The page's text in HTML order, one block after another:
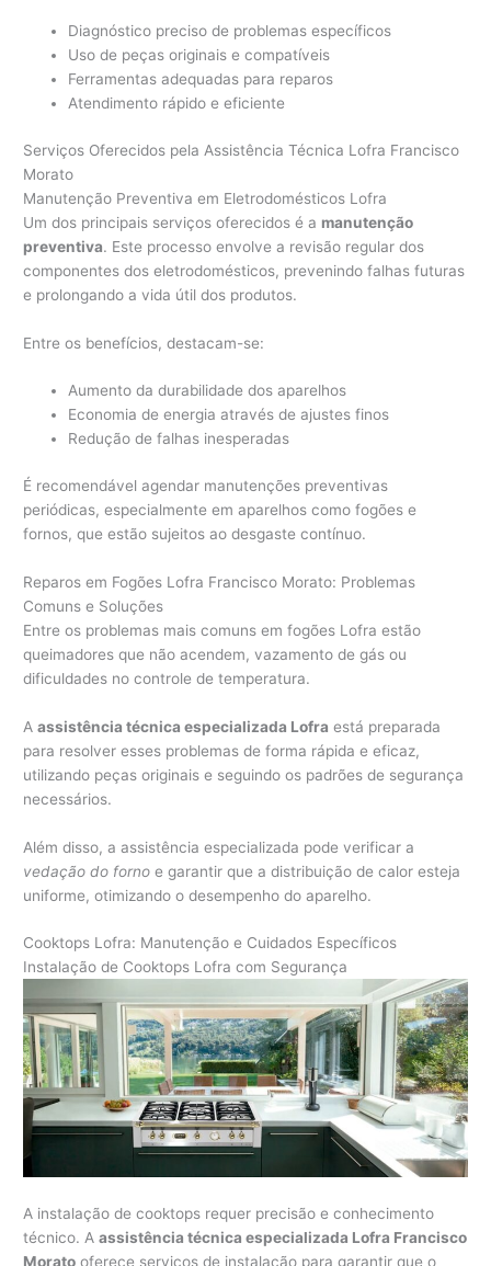
Diagnóstico preciso de problemas específicos
Uso de peças originais e compatíveis
Ferramentas adequadas para reparos
Atendimento rápido e eficiente
Serviços Oferecidos pela Assistência Técnica Lofra Francisco
Morato
Manutenção Preventiva em Eletrodomésticos Lofra
Um dos principais serviços oferecidos é a manutenção
preventiva. Este processo envolve a revisão regular dos
componentes dos eletrodomésticos, prevenindo falhas futuras
e prolongando a vida útil dos produtos.
Entre os benefícios, destacam-se:
Aumento da durabilidade dos aparelhos
Economia de energia através de ajustes finos
Redução de falhas inesperadas
É recomendável agendar manutenções preventivas
periódicas, especialmente em aparelhos como fogões e
fornos, que estão sujeitos ao desgaste contínuo.
Reparos em Fogões Lofra Francisco Morato: Problemas
Comuns e Soluções
Entre os problemas mais comuns em fogões Lofra estão
queimadores que não acendem, vazamento de gás ou
dificuldades no controle de temperatura.
Aassistência técnica especializada Lofra está preparada
para resolver esses problemas de forma rápida e eficaz,
utilizando peças originais e seguindo os padrões de segurança
necessários.
Além disso, a assistência especializada pode verificar a
vedação do forno e garantir que a distribuição de calor esteja
uniforme, otimizando o desempenho do aparelho.
Cooktops Lofra: Manutenção e Cuidados Específicos
Instalação de Cooktops Lofra com Segurança
A instalação de cooktops requer precisão e conhecimento
técnico. Aassistência técnica especializada Lofra Francisco
Morato oferece serviços de instalação para garantir que o